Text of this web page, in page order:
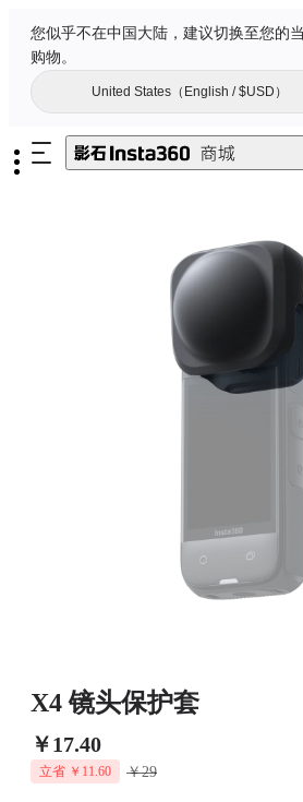
您似乎不在中国大陆，建议切换至您的
购物。
United States（English / $USD）
X4 镜头保护套
￥17.40
立省 ￥11.60 ￥29